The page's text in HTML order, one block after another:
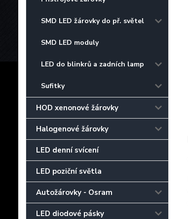
SMD LED žárovky do př. světel
SMD LED moduly
LED do blinkrů a zadních lamp
Sufitky
HOD xenonové žárovky
Halogenové žárovky
LED denní svícení
LED poziční světla
Autožárovky - Osram
LED diodové pásky